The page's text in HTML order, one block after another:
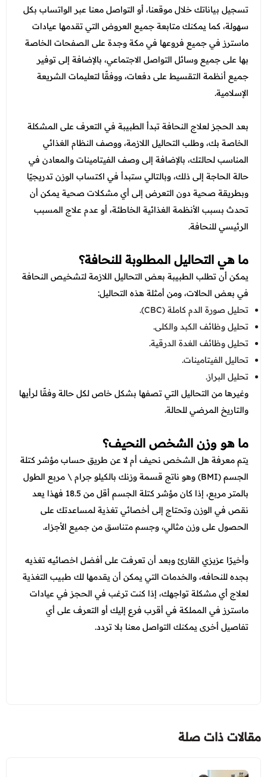
تسجيل بياناتك خلال موقعنا، أو التواصل معنا عبر الواتساب بكل
سهولة، كما يمكنك متابعة جميع العروض التي تقدمها عيادات
ماسترز في جميع فروعها في مكة وجدة على الصفحات الخاصة
بها على جميع وسائل التواصل الاجتماعي، بالإضافة إلى توفير
جميع أنظمة التقسيط على دفعات، ووفقًا لتعليمات الشريعة
الإسلامية.
بعد الحجز لعلاج النحافة تبدأ الطبيبة في التعرف على المشكلة
الخاصة بك، وطلب التحاليل اللازمة، ووصف النظام الغذائي
المناسب لحالتك، بالإضافة إلى وصف الفيتامينات والمعادن في
حالة الحاجة إلى ذلك، وبالتالي ستبدأ في اكتساب الوزن تدريجيًا
وبطريقة صحية دون التعرض إلى أي مشكلات صحية يمكن أن
تحدث بسبب الأنظمة الغذائية الخاطئة، أو عدم علاج المسبب
الرئيسي للنحافة.
ما هي التحاليل المطلوبة للنحافة؟
يمكن أن تطلب الطبيبة بعض التحاليل اللازمة لتشخيص النحافة
في بعض الحالات، ومن أمثلة هذه التحاليل:
تحليل صورة الدم كاملة (CBC).
تحليل وظائف الكبد والكلى.
تحليل وظائف الغدة الدرقية.
تحاليل الفيتامينات.
تحليل البراز.
وغيرها من التحاليل التي تصفها بشكل خاص لكل حالة وفقًا لرأيها
والتاريخ المرضي للحالة.
ما هو وزن الشخص النحيف؟
يتم معرفة هل الشخص نحيف أم لا عن طريق حساب مؤشر كتلة
الجسم (BMI) وهو ناتج قسمة وزنك بالكيلو جرام \ مربع الطول
بالمتر مربع، إذا كان مؤشر كتلة الجسم أقل من 18.5 فهذا يعد
نقص في الوزن وتحتاج إلى أخصائي تغذية لمساعدتك على
الحصول على وزن مثالي، وجسم متناسق من جميع الأجزاء.
وأخيرًا عزيزي القارئ وبعد أن تعرفت على أفضل اخصائيه تغذيه
بجده للنحافه، والخدمات التي يمكن أن يقدمها لك طبيب التغذية
لعلاج أي مشكلة تواجهك، إذا كنت ترغب في الحجز في عيادات
ماسترز في المملكة في أقرب فرع إليك أو التعرف على أي
تفاصيل أخرى يمكنك التواصل معنا بلا تردد.
مقالات ذات صلة